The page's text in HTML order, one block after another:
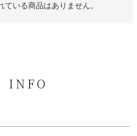
ている商品はありません。
INFO